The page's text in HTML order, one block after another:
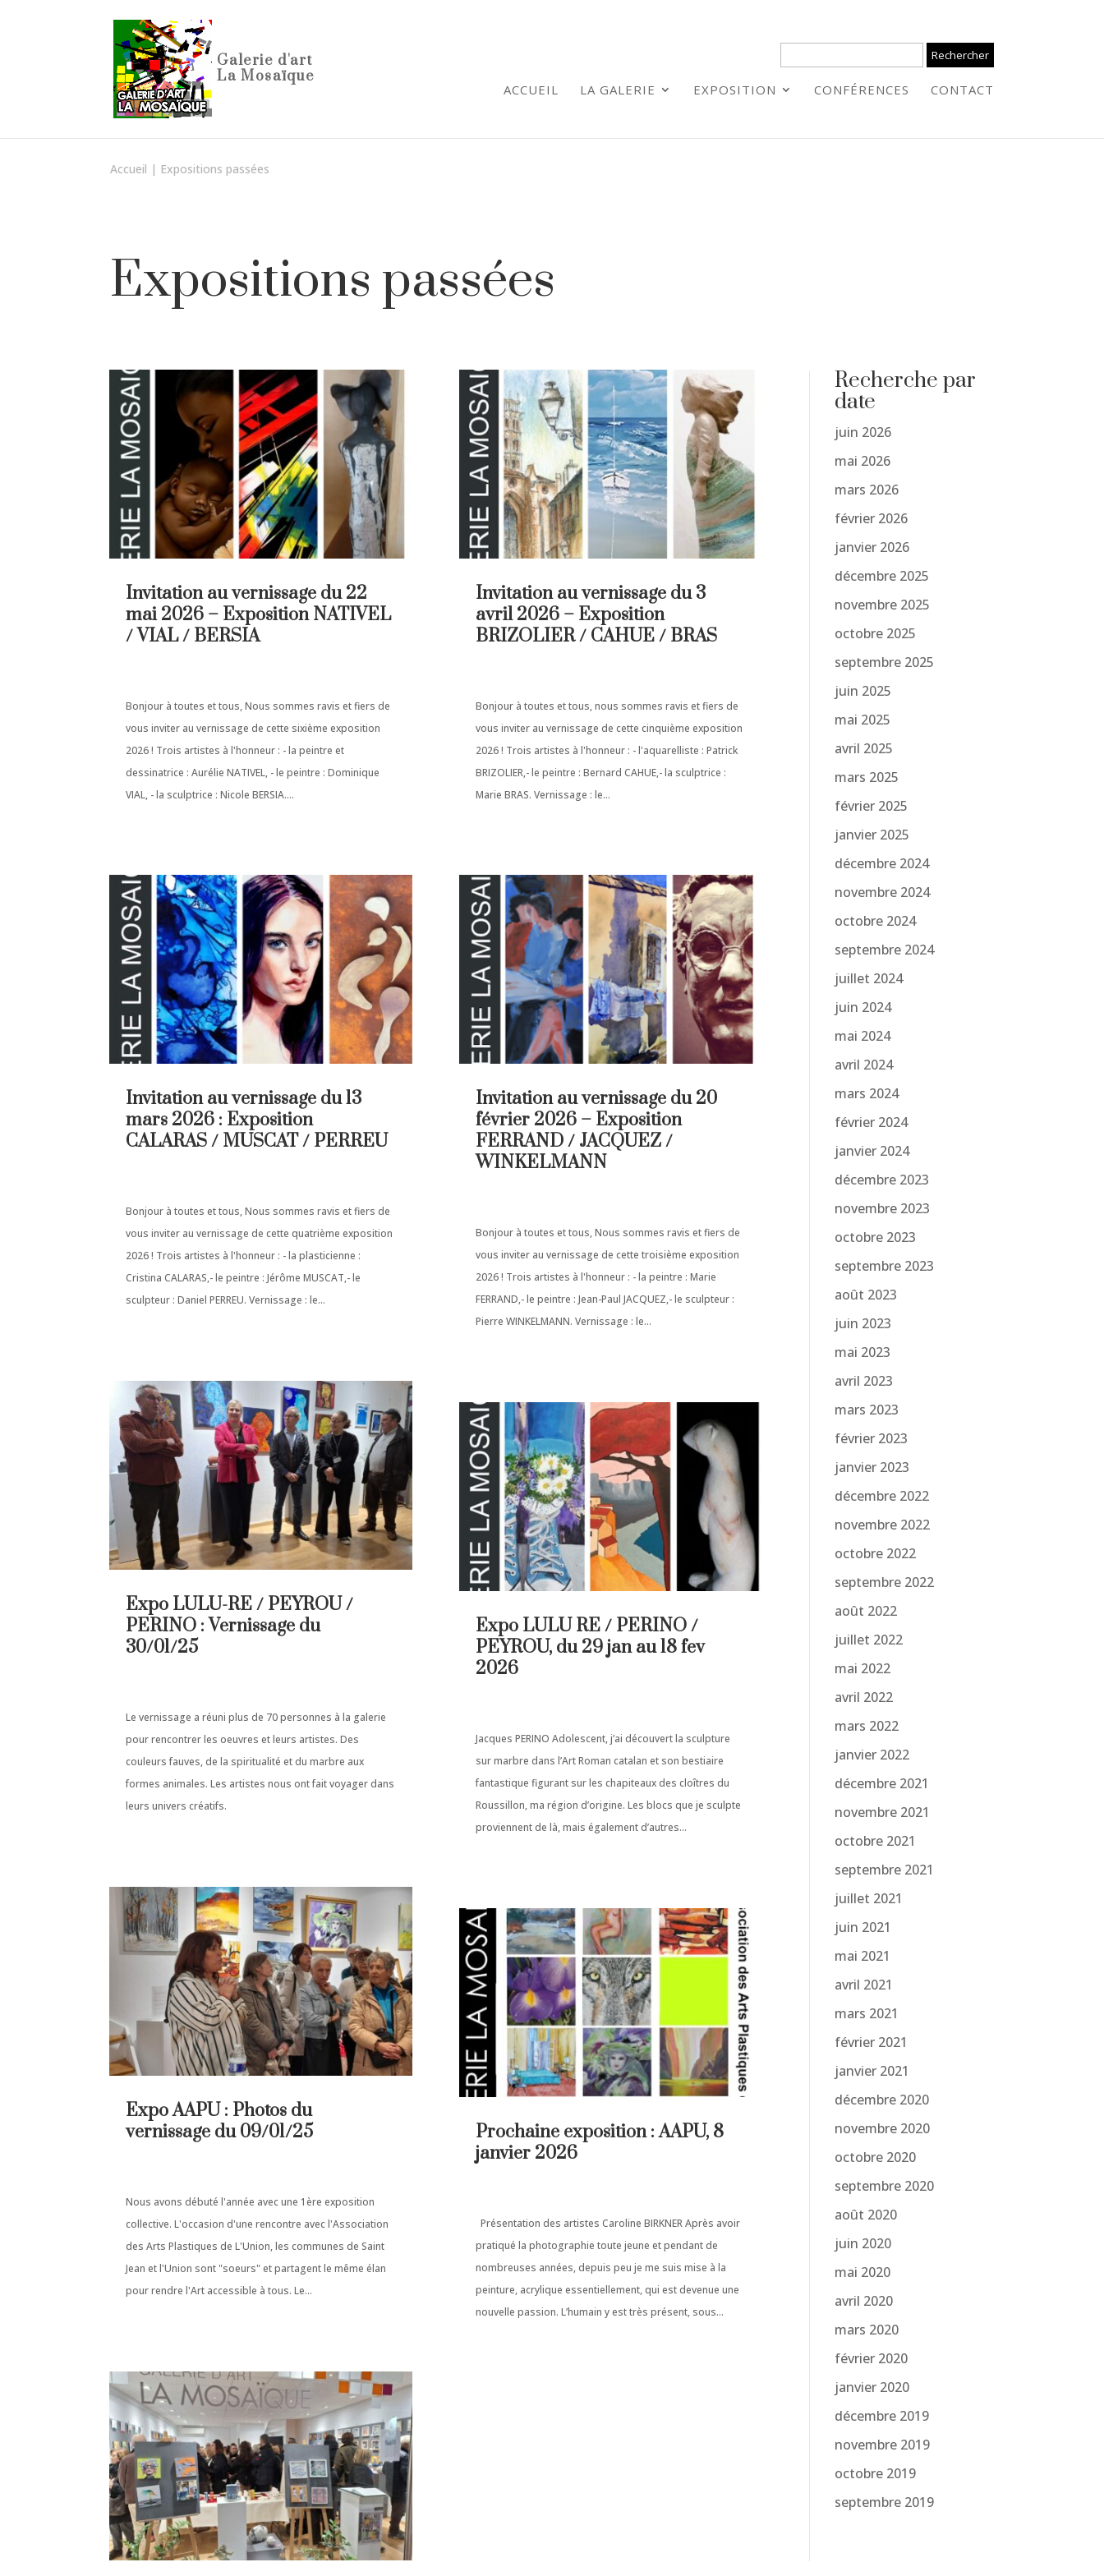
ACCUEIL LA GALERIE EXPOSITION CONFÉRENCES CONTACT
Accueil | Expositions passées
Expositions passées
Invitation au vernissage du 22
mai 2026 – Exposition NATIVEL
/ VIAL / BERSIA
Bonjour à toutes et tous, Nous sommes ravis et fiers de
vous inviter au vernissage de cette sixième exposition
2026 ! Trois artistes à l'honneur : - la peintre et
dessinatrice : Aurélie NATIVEL, - le peintre : Dominique
VIAL, - la sculptrice : Nicole BERSIA....
Invitation au vernissage du 13
mars 2026 : Exposition
CALARAS / MUSCAT / PERREU
Bonjour à toutes et tous, Nous sommes ravis et fiers de
vous inviter au vernissage de cette quatrième exposition
2026 ! Trois artistes à l'honneur : - la plasticienne :
Cristina CALARAS,- le peintre : Jérôme MUSCAT,- le
sculpteur : Daniel PERREU. Vernissage : le...
Expo LULU-RE / PEYROU /
PERINO : Vernissage du
30/01/25
Le vernissage a réuni plus de 70 personnes à la galerie
pour rencontrer les oeuvres et leurs artistes. Des
couleurs fauves, de la spiritualité et du marbre aux
formes animales. Les artistes nous ont fait voyager dans
leurs univers créatifs.
Expo AAPU : Photos du
vernissage du 09/01/25
Nous avons débuté l'année avec une 1ère exposition
collective. L'occasion d'une rencontre avec l'Association
des Arts Plastiques de L'Union, les communes de Saint
Jean et l'Union sont "soeurs" et partagent le même élan
pour rendre l'Art accessible à tous. Le...
Invitation au vernissage du 3
avril 2026 – Exposition
BRIZOLIER / CAHUE / BRAS
Bonjour à toutes et tous, nous sommes ravis et fiers de
vous inviter au vernissage de cette cinquième exposition
2026 ! Trois artistes à l'honneur : - l'aquarelliste : Patrick
BRIZOLIER,- le peintre : Bernard CAHUE,- la sculptrice :
Marie BRAS. Vernissage : le...
Invitation au vernissage du 20
février 2026 – Exposition
FERRAND / JACQUEZ /
WINKELMANN
Bonjour à toutes et tous, Nous sommes ravis et fiers de
vous inviter au vernissage de cette troisième exposition
2026 ! Trois artistes à l'honneur : - la peintre : Marie
FERRAND,- le peintre : Jean-Paul JACQUEZ,- le sculpteur :
Pierre WINKELMANN. Vernissage : le...
Expo LULU RE / PERINO /
PEYROU, du 29 jan au 18 fev
2026
Jacques PERINO Adolescent, j’ai découvert la sculpture
sur marbre dans l’Art Roman catalan et son bestiaire
fantastique figurant sur les chapiteaux des cloîtres du
Roussillon, ma région d’origine. Les blocs que je sculpte
proviennent de là, mais également d’autres...
Prochaine exposition : AAPU, 8
janvier 2026
Présentation des artistes Caroline BIRKNER Après avoir
pratiqué la photographie toute jeune et pendant de
nombreuses années, depuis peu je me suis mise à la
peinture, acrylique essentiellement, qui est devenue une
nouvelle passion. L’humain y est très présent, sous...
Recherche par
date
juin 2026
mai 2026
mars 2026
février 2026
janvier 2026
décembre 2025
novembre 2025
octobre 2025
septembre 2025
juin 2025
mai 2025
avril 2025
mars 2025
février 2025
janvier 2025
décembre 2024
novembre 2024
octobre 2024
septembre 2024
juillet 2024
juin 2024
mai 2024
avril 2024
mars 2024
février 2024
janvier 2024
décembre 2023
novembre 2023
octobre 2023
septembre 2023
août 2023
juin 2023
mai 2023
avril 2023
mars 2023
février 2023
janvier 2023
décembre 2022
novembre 2022
octobre 2022
septembre 2022
août 2022
juillet 2022
mai 2022
avril 2022
mars 2022
janvier 2022
décembre 2021
novembre 2021
octobre 2021
septembre 2021
juillet 2021
juin 2021
mai 2021
avril 2021
mars 2021
février 2021
janvier 2021
décembre 2020
novembre 2020
octobre 2020
septembre 2020
août 2020
juin 2020
mai 2020
avril 2020
mars 2020
février 2020
janvier 2020
décembre 2019
novembre 2019
octobre 2019
septembre 2019